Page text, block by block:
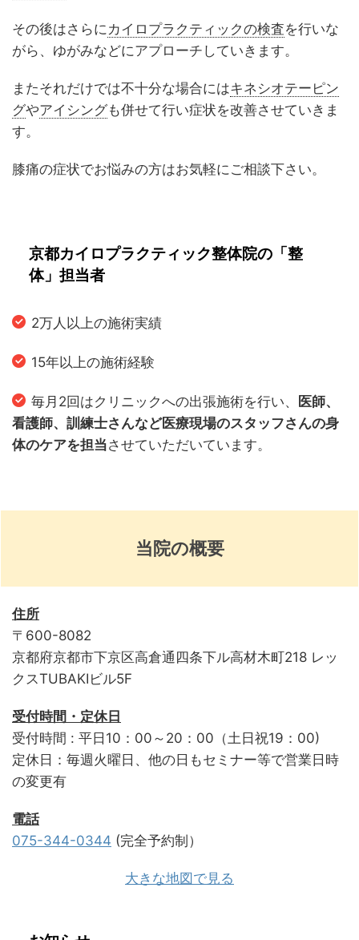
その後はさらに カイロプラクティックの検査を行いな
がら、ゆがみなどにアプローチしていきます。
またそれだけでは不十分な場合にはキネシオテーピン
グやアイシングも併せて行い症状を改善させていきま
す。
膝痛の症状でお悩みの方はお気軽にご相談下さい。
京都カイロプラクティック整体院の「整
体」担当者
2万人以上の施術実績
15年以上の施術経験
毎月2回はクリニックへの出張施術を行い、
医師、
看護師、訓練士さんなど医療現場のスタッフさんの身
体のケアを担当させていただいています。
当院の概要
住所
〒600-8082
京都府京都市下京区高倉通四条下ル高材木町218 レッ
クスTUBAKIビル5F
受付時間・定休日
受付時間 : 平日10：00～20：00（土日祝19：00)
定休日：毎週火曜日、他の日もセミナー等で営業日時
の変更有
電話
075-344-0344 (完全予約制）
大きな地図で見る